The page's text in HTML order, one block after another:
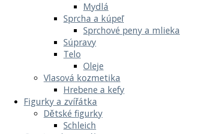
Mydlá
Sprcha a kúpeľ
Sprchové peny a mlieka
Súpravy
Telo
Oleje
Vlasová kozmetika
Hrebene a kefy
Figurky a zvířátka
Dětské figurky
Schleich